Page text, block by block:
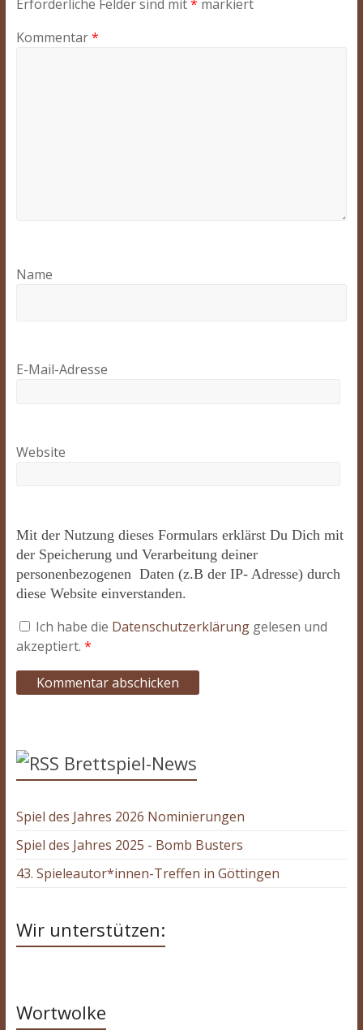
Erforderliche Felder sind mit* markiert
Kommentar*
Name
E-Mail-Adresse
Website
Mit der Nutzung dieses Formulars erklärst Du Dich mit
der Speicherung und Verarbeitung deiner
personenbezogenen Daten (z.B der IP- Adresse) durch
diese Website einverstanden.
Ich habe die Datenschutzerklärung gelesen und
akzeptiert. *
Brettspiel-News
Spiel des Jahres 2026 Nominierungen
Spiel des Jahres 2025 - Bomb Busters
43. Spieleautor*innen-Treffen in Göttingen
Wir unterstützen:
Wortwolke